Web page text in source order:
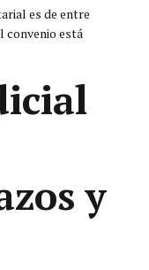
es de entre
convenio está
y